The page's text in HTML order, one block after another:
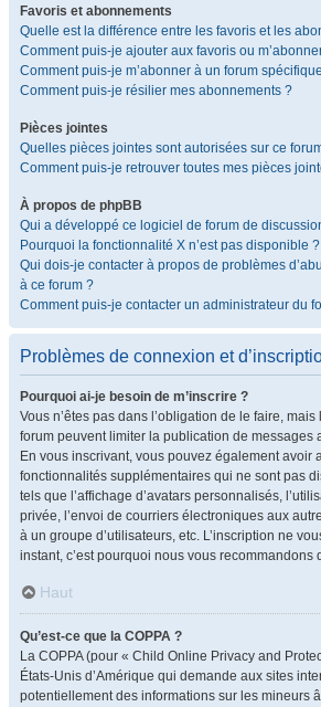
Favoris et abonnements
Quelle est la différence entre les favoris et les
Comment puis-je ajouter aux favoris ou
Comment puis-je m’abonner à un forum
Comment puis-je résilier mes abonnements ?
Pièces jointes
Quelles pièces jointes sont autorisées sur ce
Comment puis-je retrouver toutes mes pièces
À propos de phpBB
Qui a développé ce logiciel de forum de
Pourquoi la fonctionnalité X n’est pas disponible ?
Qui dois-je contacter à propos de problèmes
à ce forum ?
Comment puis-je contacter un administrateur du
Problèmes de connexion et
Pourquoi ai-je besoin de m’inscrire ?
Vous n’êtes pas dans l’obligation de le faire,
forum peuvent limiter la publication de messages
En vous inscrivant, vous pouvez également avoir
fonctionnalités supplémentaires qui ne sont pas
tels que l’affichage d’avatars personnalisés,
privée, l’envoi de courriers électroniques aux
à un groupe d’utilisateurs, etc. L’inscription ne
instant, c’est pourquoi nous vous recommandons
Haut
Qu’est-ce que la COPPA ?
La COPPA (pour « Child Online Privacy and
États-Unis d’Amérique qui demande aux sites
potentiellement des informations sur les mineurs